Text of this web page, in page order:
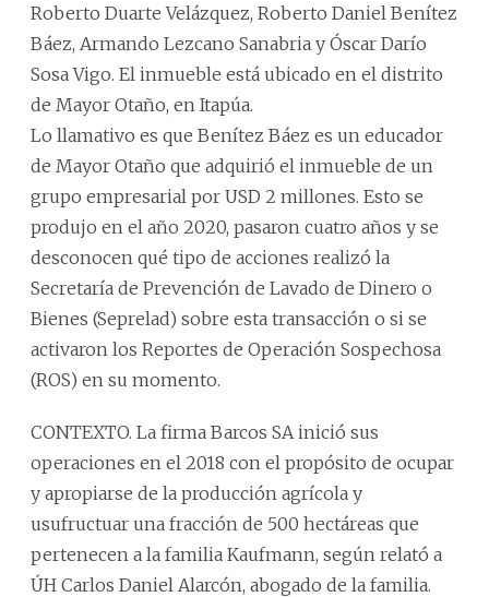
Roberto Duarte Velázquez, Roberto Daniel Benítez
Báez, Armando Lezcano Sanabria y Óscar Darío
Sosa Vigo. El inmueble está ubicado en el distrito
de Mayor Otaño, en Itapúa.
Lo llamativo es que Benítez Báez es un educador
de Mayor Otaño que adquirió el inmueble de un
grupo empresarial por USD 2 millones. Esto se
produjo en el año 2020, pasaron cuatro años y se
desconocen qué tipo de acciones realizó la
Secretaría de Prevención de Lavado de Dinero o
Bienes (Seprelad) sobre esta transacción o si se
activaron los Reportes de Operación Sospechosa
(ROS) en su momento.
CONTEXTO. La firma Barcos SA inició sus
operaciones en el 2018 con el propósito de ocupar
y apropiarse de la producción agrícola y
usufructuar una fracción de 500 hectáreas que
pertenecen a la familia Kaufmann, según relató a
ÚH Carlos Daniel Alarcón, abogado de la familia.